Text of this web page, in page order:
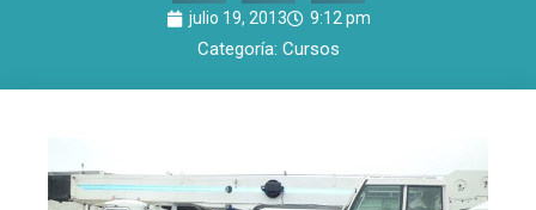
julio 19, 2013 9:12 pm
Categoría: Cursos